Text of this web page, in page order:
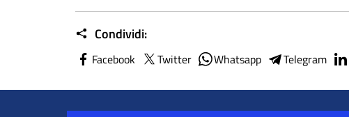
Condividi:
Facebook Twitter Whatsapp Telegram